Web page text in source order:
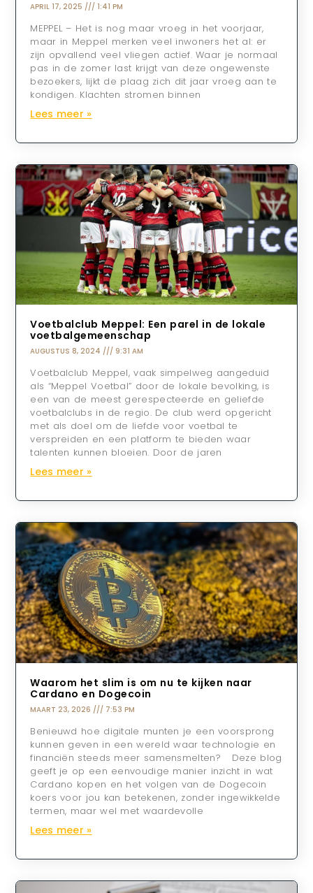
APRIL 17, 2025 1:41 PM
MEPPEL – Het is nog maar vroeg in het voorjaar,
maar in Meppel merken veel inwoners het al: er
zijn opvallend veel vliegen actief. Waar je normaal
pas in de zomer last krijgt van deze ongewenste
bezoekers, lijkt de plaag zich dit jaar vroeg aan te
kondigen. Klachten stromen binnen
Lees meer »
Voetbalclub Meppel: Een parel in de lokale
voetbalgemeenschap
AUGUSTUS 8, 2024 9:31 AM
Voetbalclub Meppel, vaak simpelweg aangeduid
als “Meppel Voetbal” door de lokale bevolking, is
een van de meest gerespecteerde en geliefde
voetbalclubs in de regio. De club werd opgericht
met als doel om de liefde voor voetbal te
verspreiden en een platform te bieden waar
talenten kunnen bloeien. Door de jaren
Lees meer »
Waarom het slim is om nu te kijken naar
Cardano en Dogecoin
MAART 23, 2026 7:53 PM
Benieuwd hoe digitale munten je een voorsprong
kunnen geven in een wereld waar technologie en
financiën steeds meer samensmelten? Deze blog
geeft je op een eenvoudige manier inzicht in wat
Cardano kopen en het volgen van de Dogecoin
koers voor jou kan betekenen, zonder ingewikkelde
termen, maar wel met waardevolle
Lees meer »